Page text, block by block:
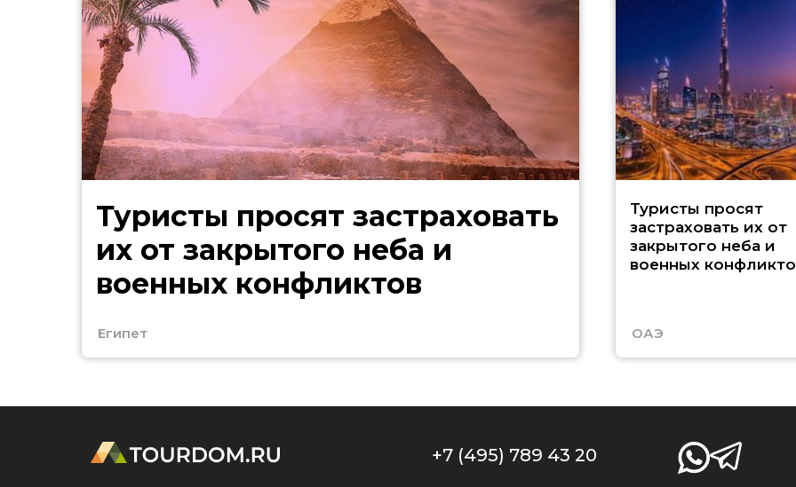
Туристы просят застраховать
их от закрытого неба и
военных конфликтов
Египет
Туристы просят
застраховать их от
закрытого неба и
военных
ОАЭ
+7 (495) 789 43 20